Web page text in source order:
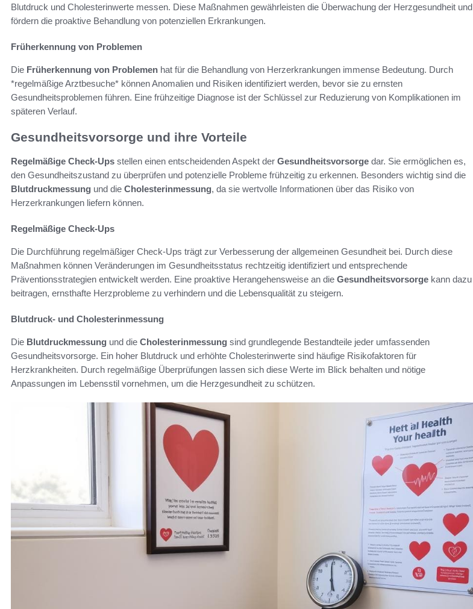
Blutdruck und Cholesterinwerte messen. Diese Maßnahmen gewährleisten die Überwachung der Herzgesundheit und
fördern die proaktive Behandlung von potenziellen Erkrankungen.
Früherkennung von Problemen
Die Früherkennung von Problemen hat für die Behandlung von Herzerkrankungen immense Bedeutung. Durch
*regelmäßige Arztbesuche* können Anomalien und Risiken identifiziert werden, bevor sie zu ernsten
Gesundheitsproblemen führen. Eine frühzeitige Diagnose ist der Schlüssel zur Reduzierung von Komplikationen im
späteren Verlauf.
Gesundheitsvorsorge und ihre Vorteile
Regelmäßige Check-Ups stellen einen entscheidenden Aspekt der Gesundheitsvorsorge dar. Sie ermöglichen es,
den Gesundheitszustand zu überprüfen und potenzielle Probleme frühzeitig zu erkennen. Besonders wichtig sind die
Blutdruckmessung und die Cholesterinmessung, da sie wertvolle Informationen über das Risiko von
Herzerkrankungen liefern können.
Regelmäßige Check-Ups
Die Durchführung regelmäßiger Check-Ups trägt zur Verbesserung der allgemeinen Gesundheit bei. Durch diese
Maßnahmen können Veränderungen im Gesundheitsstatus rechtzeitig identifiziert und entsprechende
Präventionsstrategien entwickelt werden. Eine proaktive Herangehensweise an die Gesundheitsvorsorge kann dazu
beitragen, ernsthafte Herzprobleme zu verhindern und die Lebensqualität zu steigern.
Blutdruck- und Cholesterinmessung
Die Blutdruckmessung und die Cholesterinmessung sind grundlegende Bestandteile jeder umfassenden
Gesundheitsvorsorge. Ein hoher Blutdruck und erhöhte Cholesterinwerte sind häufige Risikofaktoren für
Herzkrankheiten. Durch regelmäßige Überprüfungen lassen sich diese Werte im Blick behalten und nötige
Anpassungen im Lebensstil vornehmen, um die Herzgesundheit zu schützen.